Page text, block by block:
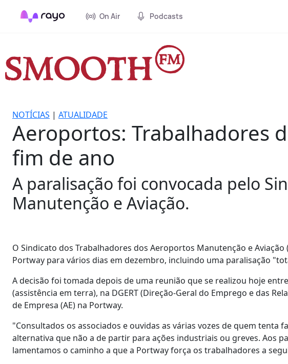
On Air Podcasts
NOTÍCIAS | ATUALIDADE
Aeroportos: Trabalhadores
fim de ano
A paralisação foi convocada pelo
Manutenção e Aviação.
O Sindicato dos Trabalhadores dos Aeroportos Manutenção e Aviação
Portway para vários dias em dezembro, incluindo uma paralisação
A decisão foi tomada depois de uma reunião que se realizou hoje
(assistência em terra), na DGERT (Direção-Geral do Emprego e das
de Empresa (AE) na Portway.
"Consultados os associados e ouvidas as várias vozes de quem tenta
alternativa que não a de partir para ações industriais ou greves. Aos
lamentamos o caminho a que a Portway força os trabalhadores a